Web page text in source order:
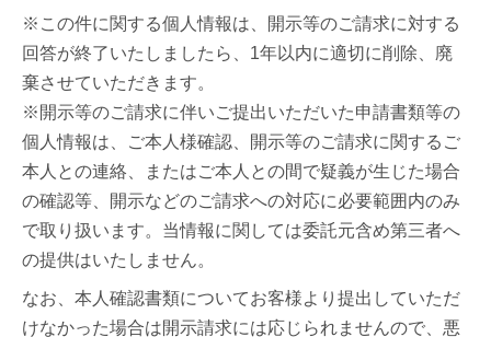
※この件に関する個人情報は、開示等のご請求に対する
回答が終了いたしましたら、1年以内に適切に削除、廃
棄させていただきます。
※開示等のご請求に伴いご提出いただいた申請書類等の
個人情報は、ご本人様確認、開示等のご請求に関するご
本人との連絡、またはご本人との間で疑義が生じた場合
の確認等、開示などのご請求への対応に必要範囲内のみ
で取り扱います。当情報に関しては委託元含め第三者へ
の提供はいたしません。
なお、本人確認書類についてお客様より提出していただ
けなかった場合は開示請求には応じられませんので、悪